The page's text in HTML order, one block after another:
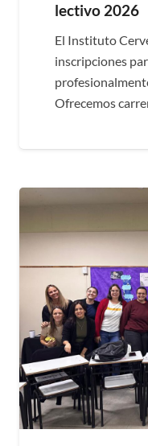
lectivo 2026
El Instituto
inscripciones
Ofrecemos